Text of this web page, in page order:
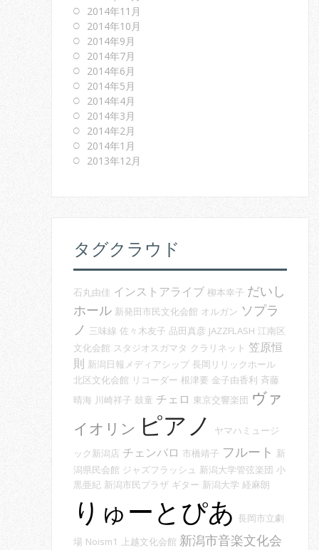
2014年11月
2014年10月
2014年9月
2014年7月
2014年6月
2014年5月
2014年4月
2014年3月
2014年2月
2014年1月
2013年12月
タグクラウド
石丸由佳 インストアライブ 柳本幸子 だいし
ホール 新発田市民文化会館 オルガン ソプラ
ノ 三味線 佐々木友子 品田真彦 JAZZFLASH 江南区
文化会館 スタジオスガマタ クラリネット 笠原恒
則 新潟日報メディアシップ 長岡リリックホール
北区文化会館 リコーダー 根津要 金子由香利 斉藤
晴海 川崎祥子 鼓童 チェロ 東京交響楽団 ヴァ
イオリン ピアノ
ヤマハミュージ
ック新潟店 チェンバロ 市橋靖子 フルート 新
潟県民会館 ジャズフラッシュ 新潟大学管弦楽団 小
黒亜紀 新潟市民プラザ ギター 新潟大学 経麻朗
りゅーとぴあ 長岡市立劇
場 Noism1 上越文化会館 新潟市音楽文化会